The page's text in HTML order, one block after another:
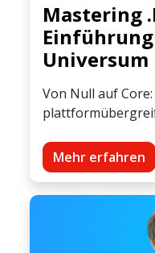
Mastering
Einführung
Universum
Von Null auf
Mehr erfahren